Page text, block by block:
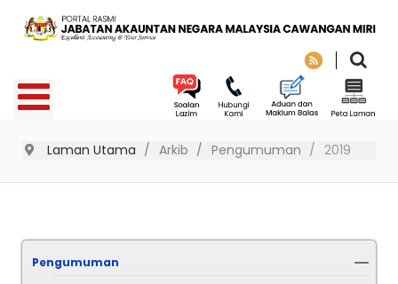
Laman Utama Arkib Pengumuman 2019
Pengumuman